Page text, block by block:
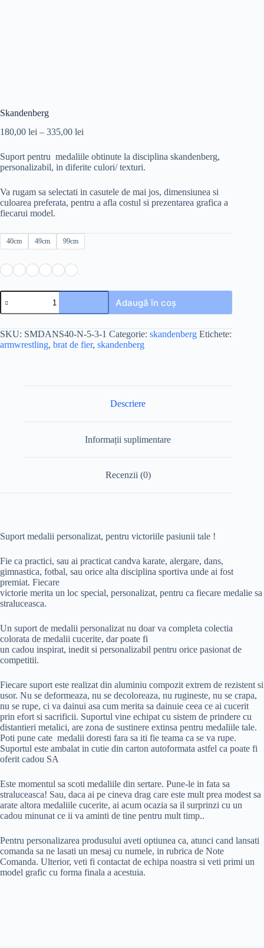
Skandenberg
180,00 lei – 335,00 lei
prețuri:
180,00 lei
până
335,00 lei
Suport pentru medaliile obtinute la disciplina skandenberg,
personalizabil, in diferite culori/ texturi.
Va rugam sa selectati in casutele de mai jos, dimensiunea si
culoarea preferata, pentru a afla costul si prezentarea grafica a
fiecarui model.
40cm 49cm 99cm
Cantitate
Skandenberg
Adaugă în coș
SKU: SMDANS40-N-5-3-1 Categorie: skandenberg Etichete:
armwrestling, brat de fier, skandenberg
Descriere
Informații suplimentare
Recenzii (0)
Suport medalii personalizat, pentru victoriile pasiunii tale !
Fie ca practici, sau ai practicat candva karate, alergare, dans,
gimnastica, fotbal, sau orice alta disciplina sportiva unde ai fost
premiat. Fiecare
victorie merita un loc special, personalizat, pentru ca fiecare medalie sa
straluceasca.
Un suport de medalii personalizat nu doar va completa colectia
colorata de medalii cucerite, dar poate fi
un cadou inspirat, inedit si personalizabil pentru orice pasionat de
competitii.
Fiecare suport este realizat din aluminiu compozit extrem de rezistent si
usor. Nu se deformeaza, nu se decoloreaza, nu rugineste, nu se crapa,
nu se rupe, ci va dainui asa cum merita sa dainuie ceea ce ai cucerit
prin efort si sacrificii. Suportul vine echipat cu sistem de prindere cu
distantieri metalici, are zona de sustinere extinsa pentru medaliile tale.
Poti pune cate medalii doresti fara sa iti fie teama ca se va rupe.
Suportul este ambalat in cutie din carton autoformata astfel ca poate fi
oferit cadou SA
Este momentul sa scoti medaliile din sertare. Pune-le in fata sa
straluceasca! Sau, daca ai pe cineva drag care este mult prea modest sa
arate altora medaliile cucerite, ai acum ocazia sa il surprinzi cu un
cadou minunat ce ii va aminti de tine pentru mult timp..
Pentru personalizarea produsului aveti optiunea ca, atunci cand lansati
comanda sa ne lasati un mesaj cu numele, in rubrica de Note
Comanda. Ulterior, veti fi contactat de echipa noastra si veti primi un
model grafic cu forma finala a acestuia.